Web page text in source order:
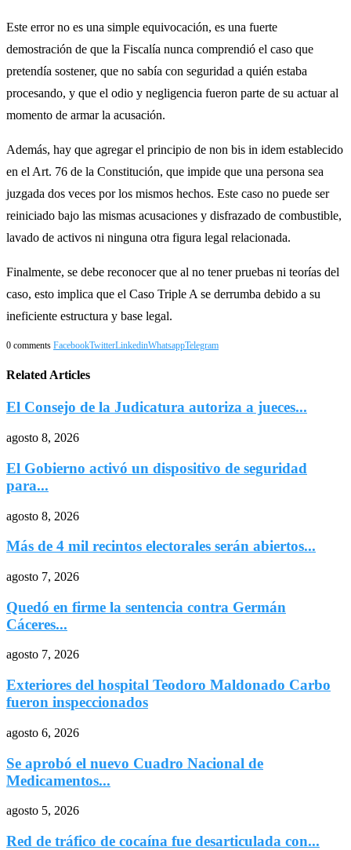
Este error no es una simple equivocación, es una fuerte
demostración de que la Fiscalía nunca comprendió el caso que
pretendía sostener, que no sabía con seguridad a quién estaba
procesando, y que el odio y negligencia fueron parte de su actuar al
momento de armar la acusación.
Además, hay que agregar el principio de non bis in idem establecido
en el Art. 76 de la Constitución, que impide que una persona sea
juzgada dos veces por los mismos hechos. Este caso no puede ser
reiniciado bajo las mismas acusaciones y disfrazado de combustible,
lavado de activos ni ninguna otra figura legal relacionada.
Finalmente, se debe reconocer que al no tener pruebas ni teorías del
caso, esto implica que el Caso Triple A se derrumba debido a su
ineficiente estructura y base legal.
0 comments FacebookTwitterLinkedinWhatsappTelegram
Related Articles
El Consejo de la Judicatura autoriza a jueces...
agosto 8, 2026
El Gobierno activó un dispositivo de seguridad
para...
agosto 8, 2026
Más de 4 mil recintos electorales serán abiertos...
agosto 7, 2026
Quedó en firme la sentencia contra Germán
Cáceres...
agosto 7, 2026
Exteriores del hospital Teodoro Maldonado Carbo
fueron inspeccionados
agosto 6, 2026
Se aprobó el nuevo Cuadro Nacional de
Medicamentos...
agosto 5, 2026
Red de tráfico de cocaína fue desarticulada con...